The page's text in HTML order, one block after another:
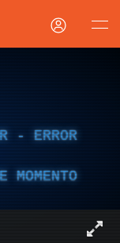
- ERROR
MOMENTO